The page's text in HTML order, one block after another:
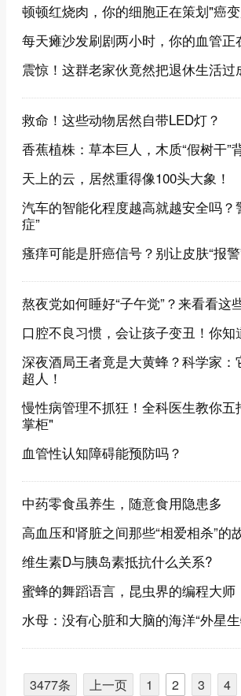
顿顿红烧肉，你的细胞正在策划"癌
每天瘫沙发刷剧两小时，你的血管正
震惊！这群老家伙竟然把退休生活过
救命！这些动物居然自带LED灯？
香蕉植株：草本巨人，木质“假树干”
天上的云，居然重得像100头大象！
汽车的智能化程度越高就越安全吗？
症”
瘙痒可能是肝癌信号？别让皮肤“报警
熬夜党如何睡好“子午觉”？来看看这
口腔不良习惯，会让孩子变丑！你知
深夜酒局王者竟是大黄蜂？科学家：
超人！
慢性病管理不抓狂！全科医生教你五
掌柜"
血管性认知障碍能预防吗？
中药零食虽养生，随意食用隐患多
高血压和肾脏之间那些“相爱相杀”的
维生素D与胰岛素抵抗什么关系?
蜜蜂的舞蹈语言，昆虫界的编程大师
水母：没有心脏和大脑的海洋“外星
3477条 上一页 1 2 3 4